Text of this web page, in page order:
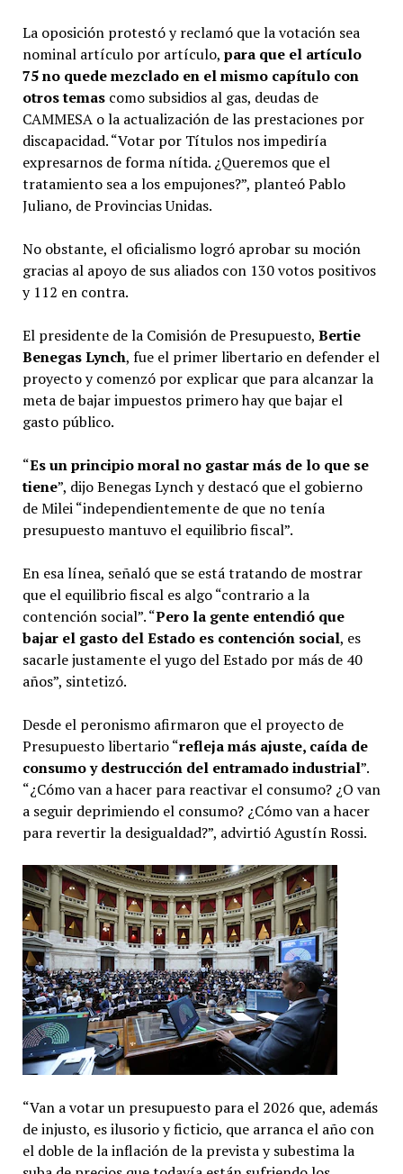
La oposición protestó y reclamó que la votación sea
nominal artículo por artículo, para que el artículo
75 no quede mezclado en el mismo capítulo con
otros temascomo subsidios al gas, deudas de
CAMMESA o la actualización de las prestaciones por
discapacidad. “Votar por Títulos nos impediría
expresarnos de forma nítida. ¿Queremos que el
tratamiento sea a los empujones?”, planteó Pablo
Juliano, de Provincias Unidas.
No obstante, el oficialismo logró aprobar su moción
gracias al apoyo de sus aliados con 130 votos positivos
y 112 en contra.
El presidente de la Comisión de Presupuesto, Bertie
Benegas Lynch, fue el primer libertario en defender el
proyecto y comenzó por explicar que para alcanzar la
meta de bajar impuestos primero hay que bajar el
gasto público.
“Es un principio moral no gastar más de lo que se
tiene”, dijo Benegas Lynch y destacó que el gobierno
de Milei “independientemente de que no tenía
presupuesto mantuvo el equilibrio fiscal”.
En esa línea, señaló que se está tratando de mostrar
que el equilibrio fiscal es algo “contrario a la
contención social”. “Pero la gente entendió que
bajar el gasto del Estado es contención social, es
sacarle justamente el yugo del Estado por más de 40
años”, sintetizó.
Desde el peronismo afirmaron que el proyecto de
Presupuesto libertario “refleja más ajuste, caída de
consumo y destrucción del entramado industrial”.
“¿Cómo van a hacer para reactivar el consumo? ¿O van
a seguir deprimiendo el consumo? ¿Cómo van a hacer
para revertir la desigualdad?”, advirtió Agustín Rossi.
“Van a votar un presupuesto para el 2026 que, además
de injusto, es ilusorio y ficticio, que arranca el año con
el doble de la inflación de la prevista y subestima la